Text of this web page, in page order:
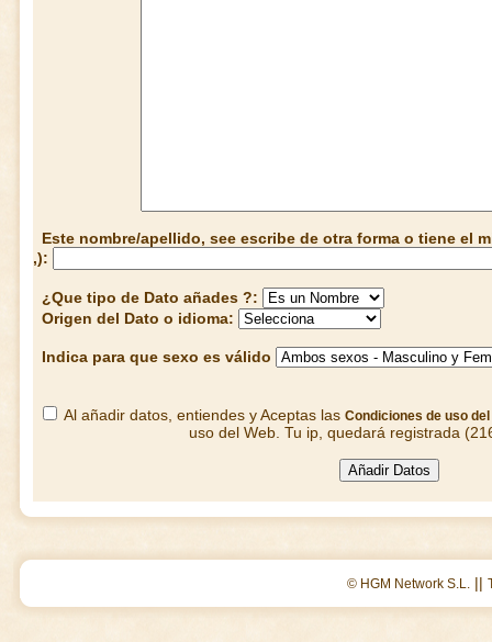
Este nombre/apellido, see escribe de otra forma o tiene el
,):
¿Que tipo de Dato añades ?:
Origen del Dato o idioma:
Indica para que sexo es válido
Al añadir datos, entiendes y Aceptas las Condiciones de uso del
uso del Web. Tu ip, quedará registrada
© HGM Network S.L. ||